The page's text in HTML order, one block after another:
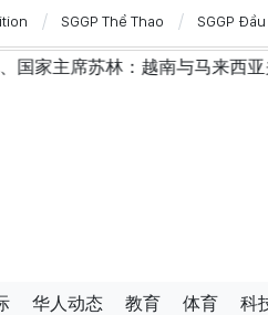
SGGP Thể Thao SGGP
：越南与马来西亚关系日益活跃
华人动态 教育 体育 科